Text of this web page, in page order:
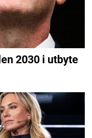
2030 i utbyte